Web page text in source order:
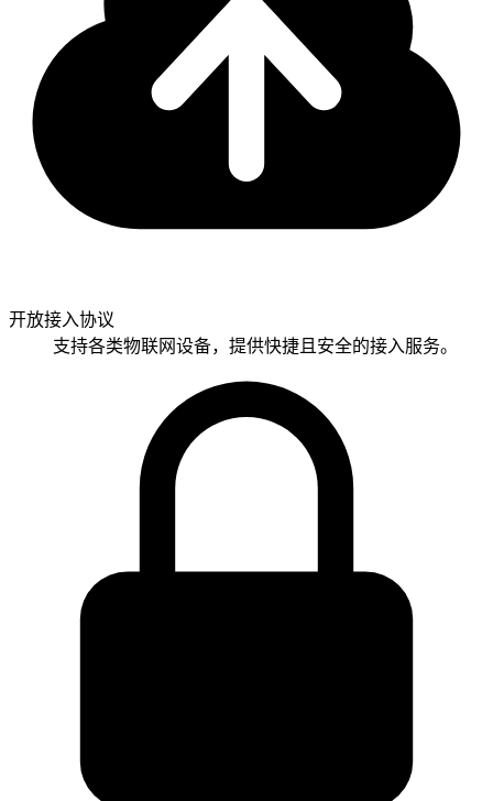
开放接入协议
支持各类物联网设备，提供快捷且安全的接入服务。